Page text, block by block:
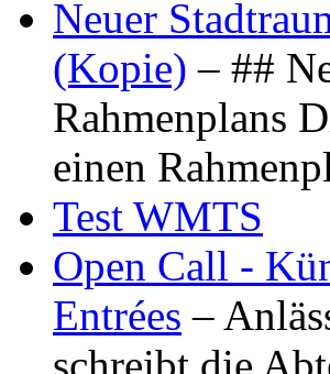
Neuer
(Kopie) – ##
Rahmenplans
einen
Test WMTS
Open Call -
Entrées –
schreibt die